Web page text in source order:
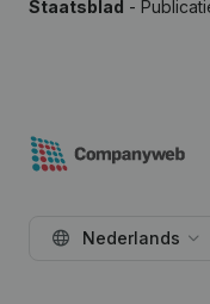
Staatsblad -
Nederlands